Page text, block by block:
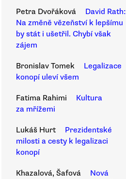
Petra Dvořáková
David Rath:
Na změně vězeňství k lepšímu
by stát i ušetřil. Chybí však
zájem
Bronislav Tomek
Legalizace
konopí uleví všem
Fatima Rahimi
Kultura
za mřížemi
Lukáš Hurt
Prezidentské
milosti a cesty k legalizaci
konopí
Khazalová, Šafová
Nová